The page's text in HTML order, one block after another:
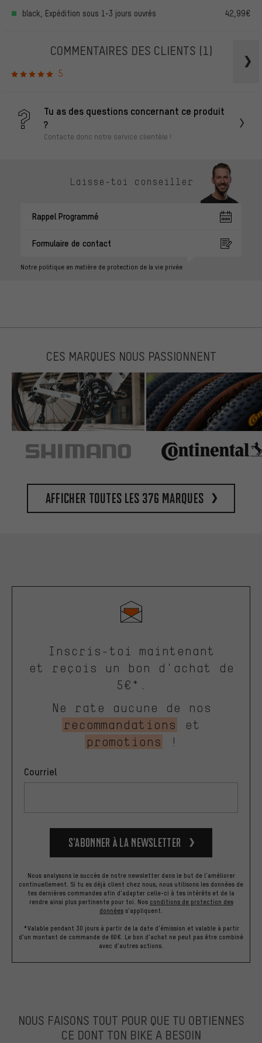
black, Expédition sous 1-3 jours ouvrés 42,99€
COMMENTAIRES DES CLIENTS (1)
5
Tu as des questions concernant ce produit
?
Contacte donc notre service clientèle !
Laisse-toi conseiller
Rappel Programmé
Formulaire de contact
Notre politique en matière de protection de la vie privée
CES MARQUES NOUS PASSIONNENT
Afficher toutes les 376 marques
Inscris-toi maintenant
et reçois un bon d'achat de
5€*.
Ne rate aucune de nos
recommandations
et
promotions
!
Courriel
S’abonner à la newsletter
Nous analysons le succès de notre newsletter dans le but de l'améliorer
continuellement. Si tu es déjà client chez nous, nous utilisons les données de
tes dernières commandes afin d'adapter celle-ci à tes intérêts et de la
rendre ainsi plus pertinente pour toi. Nos conditions de protection des
données s'appliquent.
*Valable pendant 30 jours à partir de la date d'émission et valable à partir
d'un montant de commande de 60€. Le bon d'achat ne peut pas être combiné
avec d'autres actions.
NOUS FAISONS TOUT POUR QUE TU OBTIENNES
CE DONT TON BIKE A BESOIN